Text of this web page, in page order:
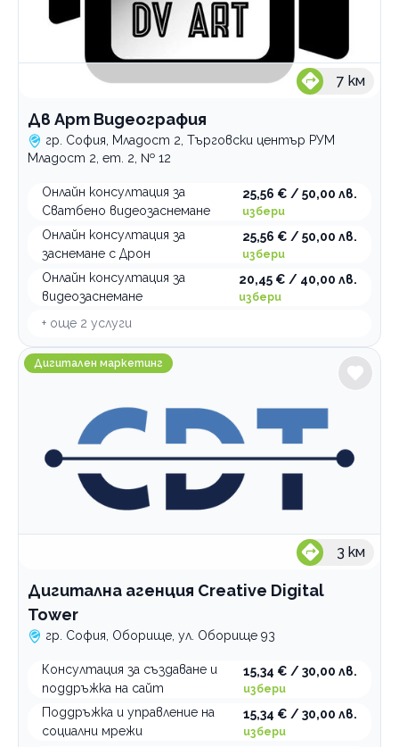
7 км
Дв Арт Видеография
гр. София, Младост 2, Търговски център РУМ
Младост 2, ет. 2, № 12
Онлайн консултация за
Сватбено видеозаснемане
25,56 € / 50,00 лв.
избери
Онлайн консултация за
заснемане с Дрон
25,56 € / 50,00 лв.
избери
Онлайн консултация за
видеозаснемане
20,45 € / 40,00 лв.
избери
+ още 2 услуги
Дигитална агенция Creative Digital Tower
Дигитален маркетинг
3 км
Дигитална агенция Creative Digital
Tower
гр. София, Оборище, ул. Оборище 93
Консултация за създаване и
поддръжка на сайт
15,34 € / 30,00 лв.
избери
Поддръжка и управление на
социални мрежи
15,34 € / 30,00 лв.
избери